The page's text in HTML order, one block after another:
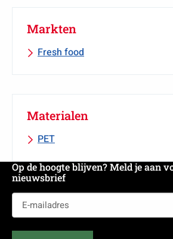
Markten
Fresh food
Materialen
PET
Op de hoogte blijven? Meld je aan
nieuwsbrief
mailadres
(Vereist)